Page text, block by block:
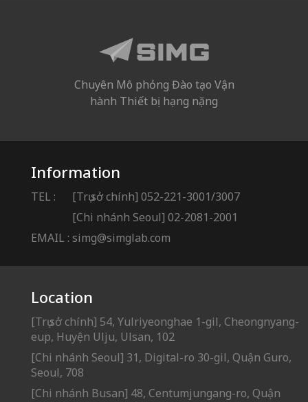
Chuyên Mô phỏng Đào tạo Vận
hành Thiết bị hạng nặng
Information
TEL :
[Trụ sở chính] 052-221-3001/3007
[Chi nhánh Seoul] 02-2081-2001
EMAIL : simg@simglab.com
Location
[Trụ sở chính] 54, Yulriyeonghae 1-gil, Cheongnyang-
eup, Huyện Ulju, Ulsan, 102
[Chi nhánh Seoul] 31, Digital-ro 30-gil, Quận Guro,
Seoul, 708
[Chi nhánh Busan] 48, Centumjungang-ro, Quận